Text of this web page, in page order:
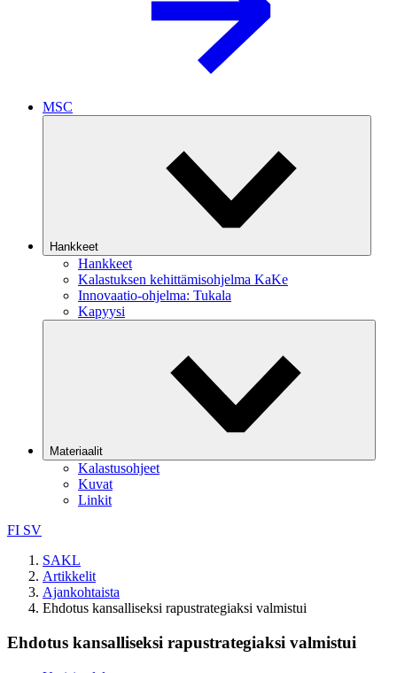
MSC
Hankkeet
Hankkeet
Kalastuksen kehittämisohjelma KaKe
Innovaatio-ohjelma: Tukala
Kapyysi
Materiaalit
Kalastusohjeet
Kuvat
Linkit
FI SV
SAKL
Artikkelit
Ajankohtaista
Ehdotus kansalliseksi rapustrategiaksi valmistui
Ehdotus kansalliseksi rapustrategiaksi valmistui